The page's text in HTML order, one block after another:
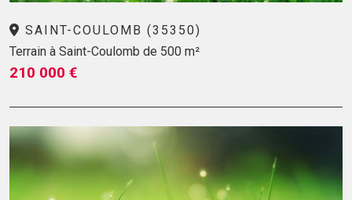
SAINT-COULOMB (35350)
Terrain à Saint-Coulomb de 500 m²
210 000 €